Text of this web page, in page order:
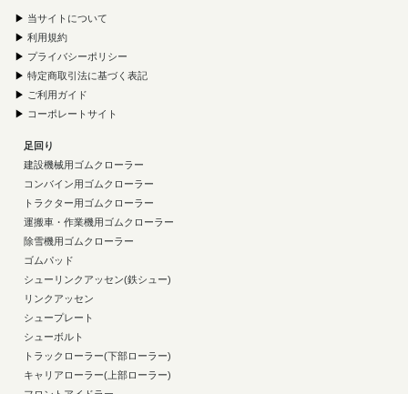
▶ 当サイトについて
▶ 利用規約
▶ プライバシーポリシー
▶ 特定商取引法に基づく表記
▶ ご利用ガイド
▶ コーポレートサイト
足回り
建設機械用ゴムクローラー
コンバイン用ゴムクローラー
トラクター用ゴムクローラー
運搬車・作業機用ゴムクローラー
除雪機用ゴムクローラー
ゴムパッド
シューリンクアッセン(鉄シュー)
リンクアッセン
シュープレート
シューボルト
トラックローラー(下部ローラー)
キャリアローラー(上部ローラー)